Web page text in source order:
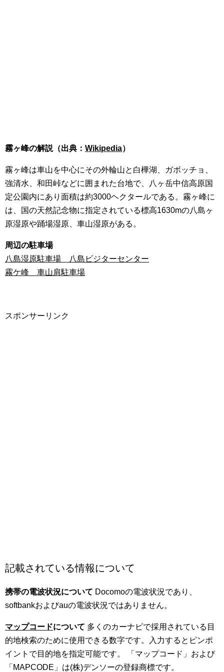
霧ヶ峰の解説（出典： Wikipedia）
霧ヶ峰は車山を中心にその外輪山と白樺湖、ガボッチョ、
強清水、和田峠などに囲まれた台地で、八ヶ岳中信高原国
定公園内にあり面積は約3000ヘクタールである。霧ヶ峰に
は、国の天然記念物に指定されている標高1630mの八島ヶ
原湿原や踊場湿原、車山湿原がある。
周辺の駐車場
八島湿原駐車場 八島ビジターセンター
霧ケ峰 車山肩駐車場
スポンサーリンク
記載されている情報について
携帯の電波状況について Docomoの電波状況であり、
softbankおよびauの電波状況ではありません。
マップコードについて 多くのカーナビで採用されている目
的地検索のために使用できる数字です。入力するとピンポ
イントで目的地を指定可能です。 「マップコード」および
「MAPCODE」は(株)デンソーの登録商標です。